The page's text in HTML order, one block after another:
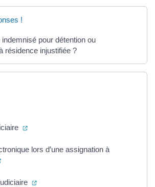
!
indemnisé pour détention ou
résidence injustifiée ?
dans un nouvel onglet)
(ouverture dans un nouvel onglet)
lors d’une assignation à
(ouverture dans un nouvel onglet)
(ouverture dans un nouvel onglet)